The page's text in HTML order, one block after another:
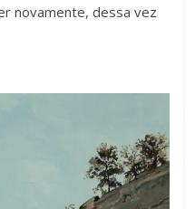
novamente, dessa vez